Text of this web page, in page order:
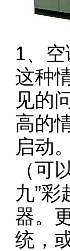
1、
这种
见的
高的
启动
（可
九”
器。
统，